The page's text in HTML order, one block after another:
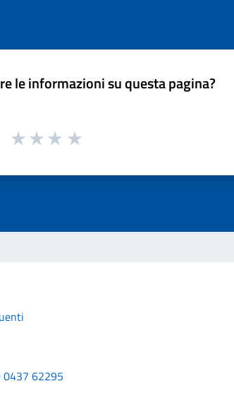
le informazioni su questa pagina?
0437 62295